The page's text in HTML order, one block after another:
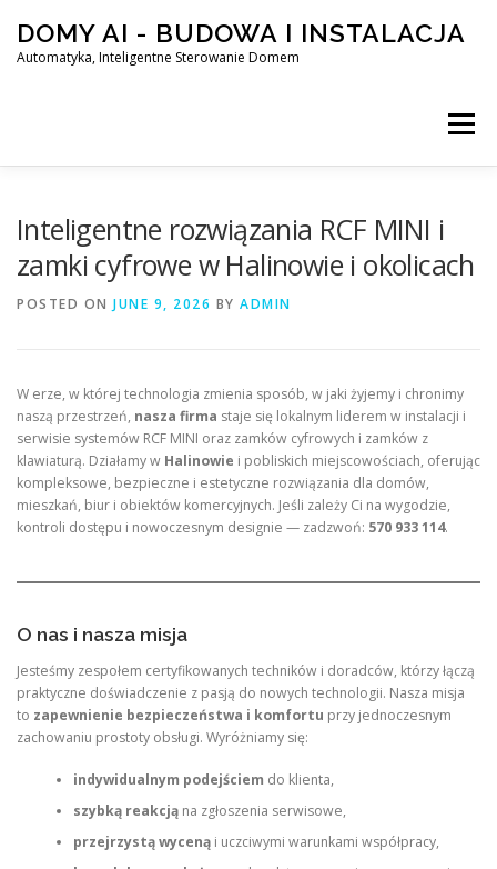
content
DOMY AI - BUDOWA I INSTALACJA
Automatyka, Inteligentne Sterowanie Domem
Menu
Inteligentne rozwiązania RCF MINI i
zamki cyfrowe w Halinowie i okolicach
POSTED ON JUNE 9, 2026 BY ADMIN
W erze, w której technologia zmienia sposób, w jaki żyjemy i chronimy
naszą przestrzeń, nasza firma staje się lokalnym liderem w instalacji i
serwisie systemów RCF MINI oraz zamków cyfrowych i zamków z
klawiaturą. Działamy w Halinowie i pobliskich miejscowościach, oferując
kompleksowe, bezpieczne i estetyczne rozwiązania dla domów,
mieszkań, biur i obiektów komercyjnych. Jeśli zależy Ci na wygodzie,
kontroli dostępu i nowoczesnym designie — zadzwoń: 570 933 114.
O nas i nasza misja
Jesteśmy zespołem certyfikowanych techników i doradców, którzy łączą
praktyczne doświadczenie z pasją do nowych technologii. Nasza misja
to zapewnienie bezpieczeństwa i komfortu przy jednoczesnym
zachowaniu prostoty obsługi. Wyróżniamy się:
indywidualnym podejściem do klienta,
szybką reakcjąna zgłoszenia serwisowe,
przejrzystą wycenąi uczciwymi warunkami współpracy,